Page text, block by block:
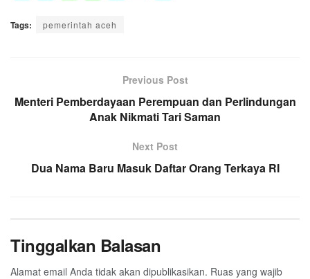
o
i
r
a
p
n
r
a
m
Tags: pemerintah aceh
Previous Post
Menteri Pemberdayaan Perempuan dan Perlindungan
Anak Nikmati Tari Saman
Next Post
Dua Nama Baru Masuk Daftar Orang Terkaya RI
Tinggalkan Balasan
Alamat email Anda tidak akan dipublikasikan. Ruas yang wajib